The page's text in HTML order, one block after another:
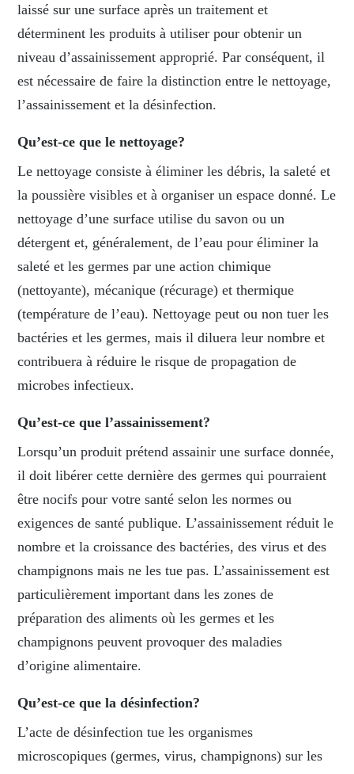
laissé sur une surface après un traitement et
déterminent les produits à utiliser pour obtenir un
niveau d’assainissement approprié. Par conséquent, il
est nécessaire de faire la distinction entre le nettoyage,
l’assainissement et ladésinfection.
Qu’est-ce que le nettoyage?
Le nettoyage consiste à éliminer les débris, la saleté et
la poussière visibles et à organiser un espace donné. Le
nettoyage d’une surface utilise du savon ou un
détergent et, généralement, de l’eau pour éliminer la
saleté et les germes par une action chimique
(nettoyante), mécanique (récurage) et thermique
(température de l’eau). Nettoyage peut ou non tuer les
bactéries et les germes, mais il diluera leur nombre et
contribuera à réduire le risque de propagation de
microbes infectieux.
Qu’est-ce que l’assainissement?
Lorsqu’un produit prétend assainir une surface donnée,
il doit libérer cette dernière des germes qui pourraient
être nocifs pour votre santé selon les normes ou
exigences de santé publique. L’assainissement réduit le
nombre et la croissance des bactéries, des virus et des
champignons mais ne les tue pas. L’assainissement est
particulièrement important dans les zones de
préparation des aliments où les germes et les
champignons peuvent provoquer des maladies
d’originealimentaire.
Qu’est-ce que la désinfection?
L’acte de désinfection tue les organismes
microscopiques (germes, virus, champignons) sur les